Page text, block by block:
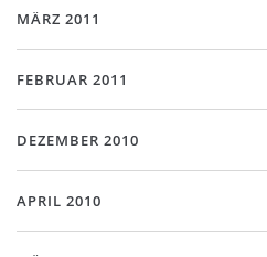
MÄRZ 2011
FEBRUAR 2011
DEZEMBER 2010
APRIL 2010